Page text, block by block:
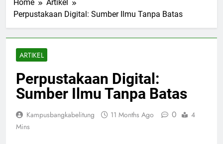
Home
Artikel
Perpustakaan Digital: Sumber Ilmu Tanpa Batas
ARTIKEL
Perpustakaan Digital:
Sumber Ilmu Tanpa Batas
Kampusbangkabelitung 11 Months Ago 0
4
Mins